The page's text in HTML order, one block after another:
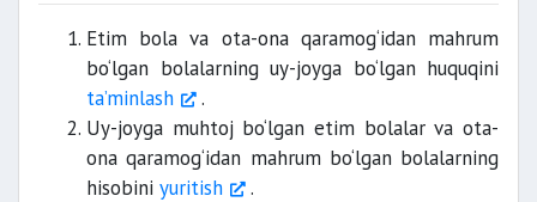
Etim bola va ota-ona qaramog‘idan mahrum
bo‘lgan bolalarning uy-joyga bo‘lgan huquqini
ta’minlash
.
Uy-joyga muhtoj bo‘lgan etim bolalar va ota-
ona qaramog‘idan mahrum bo‘lgan bolalarning
hisobini yuritish
.